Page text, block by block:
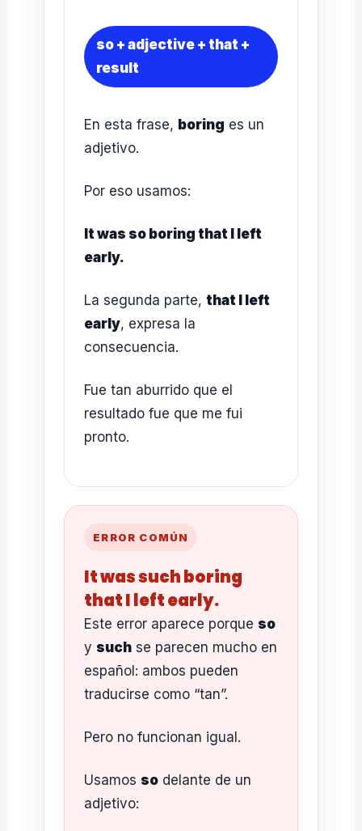
so + adjective + that +
result
En esta frase, boring es un
adjetivo.
Por eso usamos:
It was so boring that I left
early.
La segunda parte,that I left
early, expresa la
consecuencia.
Fue tan aburrido que el
resultado fue que me fui
pronto.
ERROR COMÚN
It was such boring
that I left early.
Este error aparece porque so
y such se parecen mucho en
español: ambos pueden
traducirse como “tan”.
Pero no funcionan igual.
Usamos so delante de un
adjetivo: